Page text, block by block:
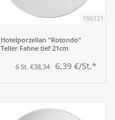
156121
Hotelporzellan "Rotondo"
Teller Fahne tief 21cm
6 St. €38,34 6,39 €/St.*